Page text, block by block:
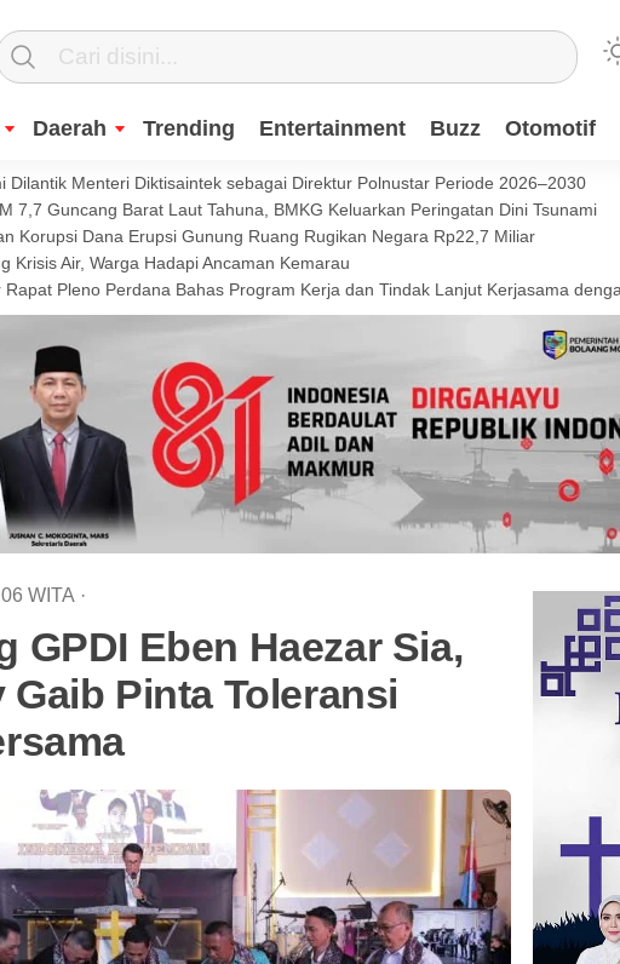
Daerah Trending Entertainment Buzz Otomotif
Dilantik Menteri Diktisaintek sebagai Direktur Polnustar Periode 2026–2030
7,7 Guncang Barat Laut Tahuna, BMKG Keluarkan Peringatan Dini Tsunami
Korupsi Dana Erupsi Gunung Ruang Rugikan Negara Rp22,7 Miliar
Krisis Air, Warga Hadapi Ancaman Kemarau
Rapat Pleno Perdana Bahas Program Kerja dan Tindak Lanjut Kerjasama
WITA ·
GPDI Eben Haezar Sia,
Gaib Pinta Toleransi